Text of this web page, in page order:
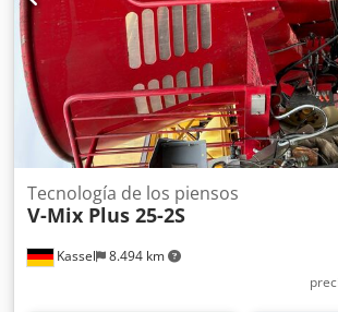
Kassel 8.494 km
Tecnología de los piensos
V-Mix Plus 25-2S